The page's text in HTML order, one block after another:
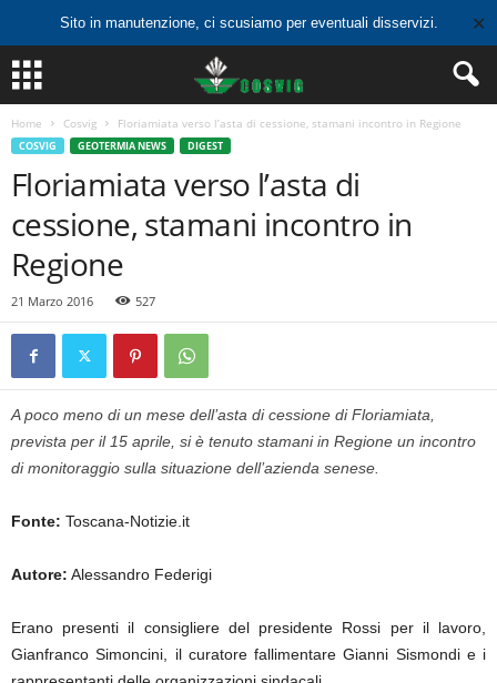
Sito in manutenzione, ci scusiamo per eventuali disservizi. ✕
Home Cosvig Floriamiata verso l’asta di cessione, stamani incontro in Regione
COSVIG GEOTERMIA NEWS DIGEST
Floriamiata verso l’asta di
cessione, stamani incontro in
Regione
21 Marzo 2016 527
A poco meno di un mese dell’asta di cessione di Floriamiata,
prevista per il 15 aprile, si è tenuto stamani in Regione un incontro
di monitoraggio sulla situazione dell’azienda senese.
Fonte: Toscana-Notizie.it
Autore: Alessandro Federigi
Erano presenti il consigliere del presidente Rossi per il lavoro,
Gianfranco Simoncini, il curatore fallimentare Gianni Sismondi e i